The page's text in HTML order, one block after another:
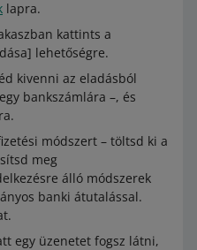
lapra.
kattints a
lehetőségre.
kivenni az eladásból
bankszámlára –, és
módszert – töltsd ki a
meg
álló módszerek
banki átutalással.
egy üzenetet fogsz látni,